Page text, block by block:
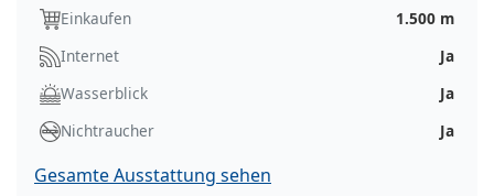
Einkaufen
1.500 m
Internet
Ja
Wasserblick
Ja
Nichtraucher
Ja
Gesamte Ausstattung sehen